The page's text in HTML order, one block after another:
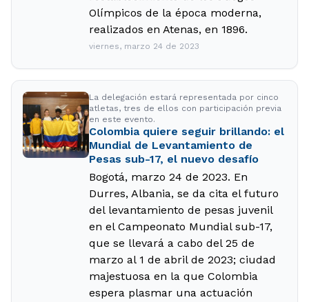
Olímpicos de la época moderna,
realizados en Atenas, en 1896.
viernes, marzo 24 de 2023
La delegación estará representada por cinco
atletas, tres de ellos con participación previa
en este evento.
Colombia quiere seguir brillando: el
Mundial de Levantamiento de
Pesas sub-17, el nuevo desafío
Bogotá, marzo 24 de 2023. En
Durres, Albania, se da cita el futuro
del levantamiento de pesas juvenil
en el Campeonato Mundial sub-17,
que se llevará a cabo del 25 de
marzo al 1 de abril de 2023; ciudad
majestuosa en la que Colombia
espera plasmar una actuación